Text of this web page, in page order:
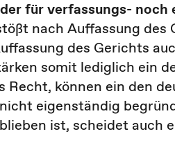
für verfassungs- noch
nach Auffassung des
des Gerichts
somit lediglich ein
Recht, können ein den
eigenständig
ist, scheidet auch